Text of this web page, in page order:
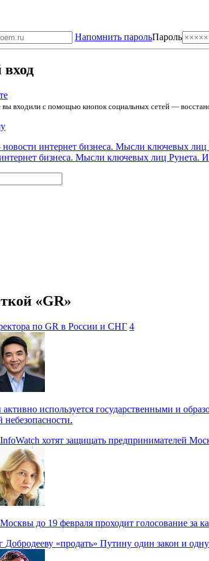
Напомнить парольПароль
вы входили с помощью кнопок социальных сетей —
бизнеса. Мысли ключевых лиц Рунета.
«GR»
по GR в России и СНГ 4
активно используется государственными и
небезопасности.
хотят защищать предпринимателей
до 19 февраля проходит голосование за
Добродееву «продать» Путину один закон и